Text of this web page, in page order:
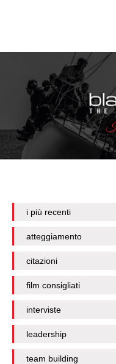
i più recenti
atteggiamento
citazioni
film consigliati
interviste
leadership
team building